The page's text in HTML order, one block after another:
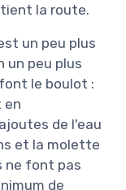
tient la route.
un peu plus
un peu plus
font le boulot :
en
de l'eau
et la molette
ne font pas
de